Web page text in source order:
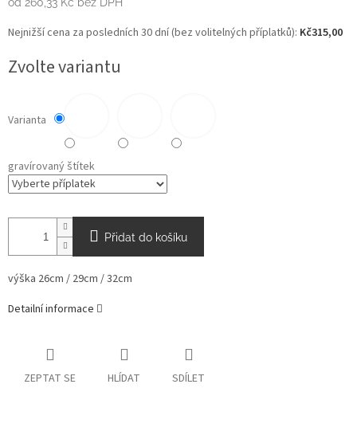
od 260,33 Kč bez DPH
Měrná
cena:
Nejnižší cena za posledních 30 dní (bez volitelných příplatků): Kč315,00
Zvolte variantu
Varianta
gravírovaný štítek
Přidat do košíku
výška 26cm / 29cm / 32cm
Detailní informace
ZEPTAT SE HLÍDAT SDÍLET